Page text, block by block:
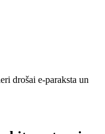
drošai e-paraksta un